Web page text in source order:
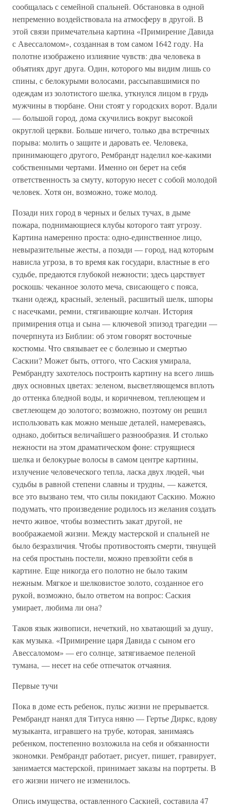
сообщалась с семейной спальней. Обстановка в одной
непременно воздействовала на атмосферу в другой. В
этой связи примечательна картина «Примирение Давида
с Авессаломом», созданная в том самом 1642 году. На
полотне изображено излияние чувств: два человека в
объятиях друг друга. Один, которого мы видим лишь со
спины, с белокурыми волосами, рассыпавшимися по
одеждам из золотистого шелка, уткнулся лицом в грудь
мужчины в тюрбане. Они стоят у городских ворот. Вдали
— большой город, дома скучились вокруг высокой
округлой церкви. Больше ничего, только два встречных
порыва: молить о защите и даровать ее. Человека,
принимающего другого, Рембрандт наделил кое-какими
собственными чертами. Именно он берет на себя
ответственность за смуту, которую несет с собой молодой
человек. Хотя он, возможно, тоже молод.
Позади них город в черных и белых тучах, в дыме
пожара, поднимающиеся клубы которого таят угрозу.
Картина намеренно проста: одно-единственное лицо,
невыразительные жесты, а позади — город, над которым
нависла угроза, в то время как государи, властные в его
судьбе, предаются глубокой нежности; здесь царствует
роскошь: чеканное золото меча, свисающего с пояса,
ткани одежд, красный, зеленый, расшитый шелк, шпоры
с насечками, ремни, стягивающие колчан. История
примирения отца и сына — ключевой эпизод трагедии —
почерпнута из Библии: об этом говорят восточные
костюмы. Что связывает ее с болезнью и смертью
Саскии? Может быть, оттого, что Саския умирала,
Рембрандту захотелось построить картину на всего лишь
двух основных цветах: зеленом, высветляющемся вплоть
до оттенка бледной воды, и коричневом, теплеющем и
светлеющем до золотого; возможно, поэтому он решил
использовать как можно меньше деталей, намереваясь,
однако, добиться величайшего разнообразия. И столько
нежности на этом драматическом фоне: струящиеся
шелка и белокурые волосы в самом центре картины,
излучение человеческого тепла, ласка двух людей, чьи
судьбы в равной степени славны и трудны, — кажется,
все это вызвано тем, что силы покидают Саскию. Можно
подумать, что произведение родилось из желания создать
нечто живое, чтобы возместить закат другой, не
воображаемой жизни. Между мастерской и спальней не
было безразличия. Чтобы противостоять смерти, тянущей
на себя простынь постели, можно превзойти себя в
картине. Еще никогда его полотно не было таким
нежным. Мягкое и шелковистое золото, созданное его
рукой, возможно, было ответом на вопрос: Саския
умирает, любима ли она?
Таков язык живописи, нечеткий, но хватающий за душу,
как музыка. «Примирение царя Давида с сыном его
Авессаломом» — его солнце, затягиваемое пеленой
тумана, — несет на себе отпечаток отчаяния.
Первые тучи
Пока в доме есть ребенок, пульс жизни не прерывается.
Рембрандт нанял для Титуса няню — Гертье Диркс, вдову
музыканта, игравшего на трубе, которая, занимаясь
ребенком, постепенно возложила на себя и обязанности
экономки. Рембрандт работает, рисует, пишет, гравирует,
занимается мастерской, принимает заказы на портреты. В
его жизни ничего не изменилось.
Опись имущества, оставленного Саскией, составила 47